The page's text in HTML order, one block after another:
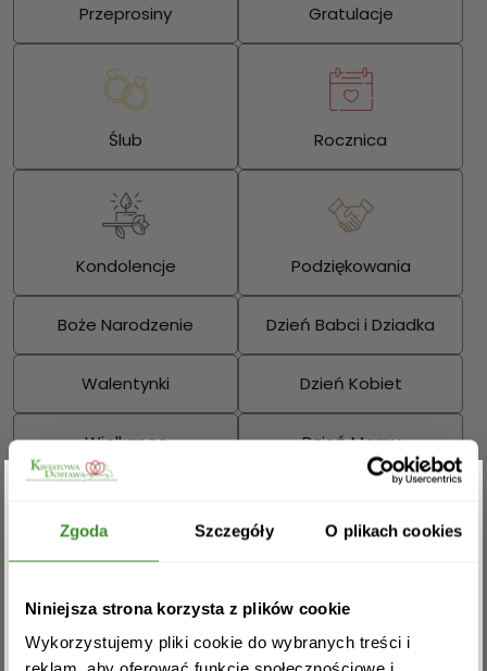
Zgoda Szczegóły O plikach cookies
Niniejsza strona korzysta z plików cookie
Wykorzystujemy pliki cookie do wybranych treści i
Przeprosiny Gratulacje
Ślub Rocznica
Kondolencje Podziękowania
Boże Narodzenie Dzień Babci i Dziadka
Walentynki Dzień Kobiet
Wielkanoc Dzień Mamy
Sprawdź również:
Zgarnij rabat -5%
Zapisz się do newslettera i zgarnij
rabat na pierwsze zakupy!